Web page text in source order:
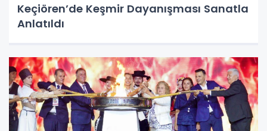
Keçiören’de Keşmir Dayanışması Sanatla
Anlatıldı